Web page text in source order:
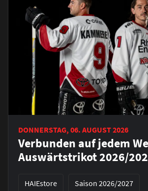
DONNERSTAG, 06. AUGUST 2026
Verbunden auf jedem
Auswärtstrikot 2026/
HAIEstore Saison 2026/2027